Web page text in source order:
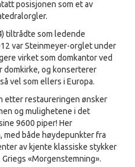
posisjonen som et av
tiltrådte som ledende
var Steinmeyer-orglet under
virket som domkantor ved
domkirke, og konserterer
vel som ellers i Europa.
etter restaureringen ønsker
og mulighetene i det
9600 piper! Her
både høydepunkter fra
av kjente klassiske stykker
«Morgenstemning».